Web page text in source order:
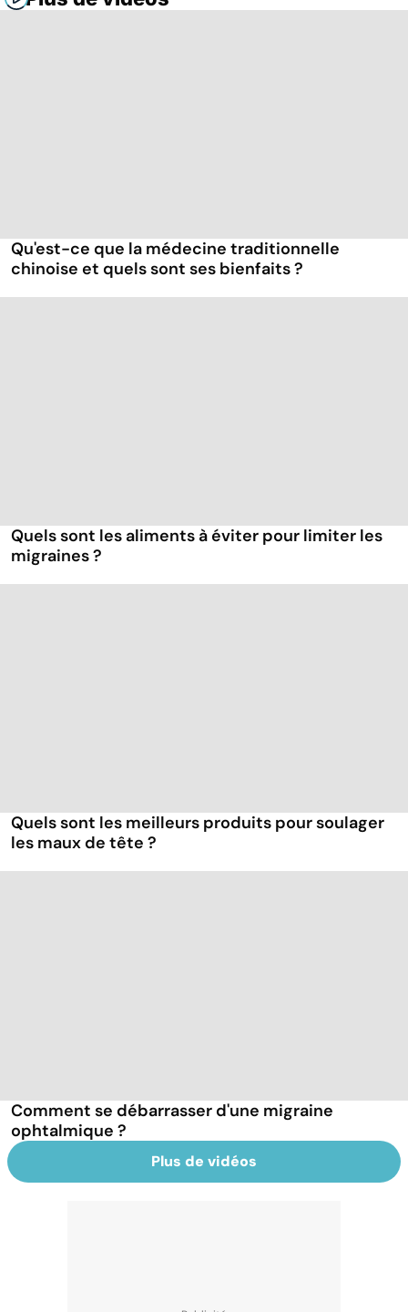
Qu'est-ce que la médecine traditionnelle
chinoise et quels sont ses bienfaits ?
Quels sont les aliments à éviter pour limiter les
migraines ?
Quels sont les meilleurs produits pour soulager
les maux de tête ?
Comment se débarrasser d'une migraine
ophtalmique ?
Plus de vidéos